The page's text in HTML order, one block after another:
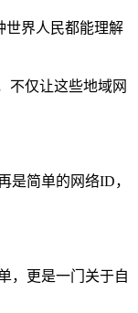
世界人民都能理解
不仅让这些地域网
是简单的网络ID，
，更是一门关于自